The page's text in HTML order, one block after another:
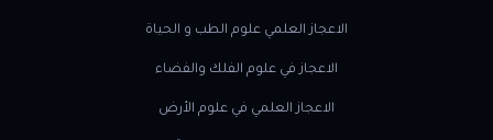
الاعجاز العلمي علوم الطب و الحياة
الاعجاز في علوم الفلك والفضاء
الاعجاز العلمي في علوم الأرض